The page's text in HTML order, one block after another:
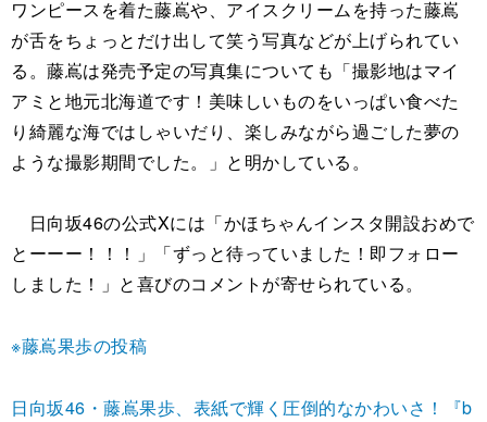
ワンピースを着た藤嶌や、アイスクリームを持った藤嶌
が舌をちょっとだけ出して笑う写真などが上げられてい
る。藤嶌は発売予定の写真集についても「撮影地はマイ
アミと地元北海道です！美味しいものをいっぱい食べた
り綺麗な海ではしゃいだり、楽しみながら過ごした夢の
ような撮影期間でした。」と明かしている。
日向坂46の公式Xには「かほちゃんインスタ開設おめで
とーーー！！！」「ずっと待っていました！即フォロー
しました！」と喜びのコメントが寄せられている。
※藤嶌果歩の投稿
日向坂46・藤嶌果歩、表紙で輝く圧倒的なかわいさ！『b